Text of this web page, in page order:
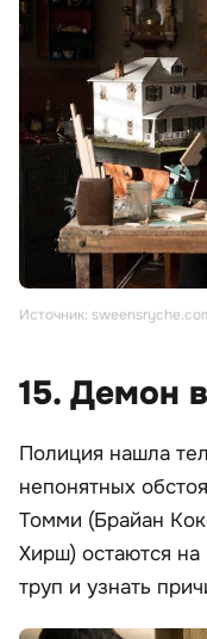
Источник:
15. Демон
Полиция нашла
непонятных
Томми (Брайан
Хирш) остаются на
труп и узнать